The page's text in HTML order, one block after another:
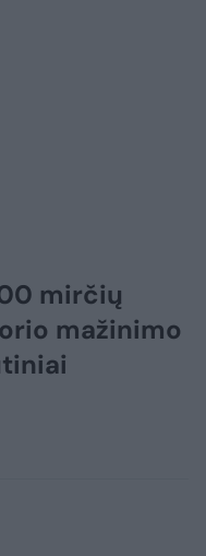
mirčių
mažinimo